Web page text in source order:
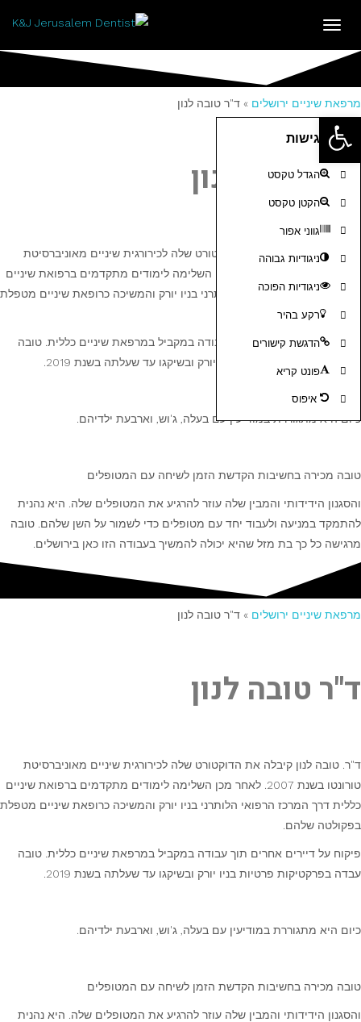
תפריט
מרפאת שיניים ירושלים » ד"ר טובה לנון
ד"ר טובה לנון
ד"ר. טובה לנון קיבלה את הדוקטורט שלה לכירורגית שיניים מאוניברסיטת
טורונטו בשנת 2007. לאחר מכן השלימה לימודים מתקדמים ברפואת שיניים
כללית דרך המרכז הרפואי הלותרני בניו יורק והמשיכה כרופאת שיניים מטפלת
בפקולטה שלהם.
פיקוח על דיירים אחרים תוך עבודה במקביל במרפאת שיניים כללית. טובה
עבדה בפרקטיקות פרטיות בניו יורק ובשיקגו עד שעלתה בשנת 2019.
כיום היא מתגוררת במודיעין עם בעלה, ג'וש, וארבעת ילדיהם.
טובה מכירה בחשיבות הקדשת הזמן לשיחה עם המטופלים
והסגנון הידידותי והמבין שלה עוזר להרגיע את המטופלים שלה. היא נהנית
להתמקד במניעה ולעבוד יחד עם מטופלים כדי לשמור על השן שלהם. טובה
מרגישה כל כך בת מזל שהיא יכולה להמשיך בעבודה הזו כאן בירושלים.
מרפאת שיניים ירושלים » ד"ר טובה לנון
ד"ר טובה לנון
ד"ר. טובה לנון קיבלה את הדוקטורט שלה לכירורגית שיניים מאוניברסיטת
טורונטו בשנת 2007. לאחר מכן השלימה לימודים מתקדמים ברפואת שיניים
כללית דרך המרכז הרפואי הלותרני בניו יורק והמשיכה כרופאת שיניים מטפלת
בפקולטה שלהם.
פיקוח על דיירים אחרים תוך עבודה במקביל במרפאת שיניים כללית. טובה
עבדה בפרקטיקות פרטיות בניו יורק ובשיקגו עד שעלתה בשנת 2019.
כיום היא מתגוררת במודיעין עם בעלה, ג'וש, וארבעת ילדיהם.
טובה מכירה בחשיבות הקדשת הזמן לשיחה עם המטופלים
והסגנון הידידותי והמבין שלה עוזר להרגיע את המטופלים שלה. היא נהנית
פתח
סרגל
נגישות
כלי נגישות
הגדל טקסט
הקטן טקסט
גווני אפור
ניגודיות גבוהה
ניגודיות הפוכה
רקע בהיר
הדגשת קישורים
פונט קריא
איפוס